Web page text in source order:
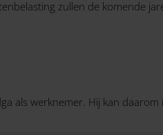
zullen de komende
als werknemer. Hij kan